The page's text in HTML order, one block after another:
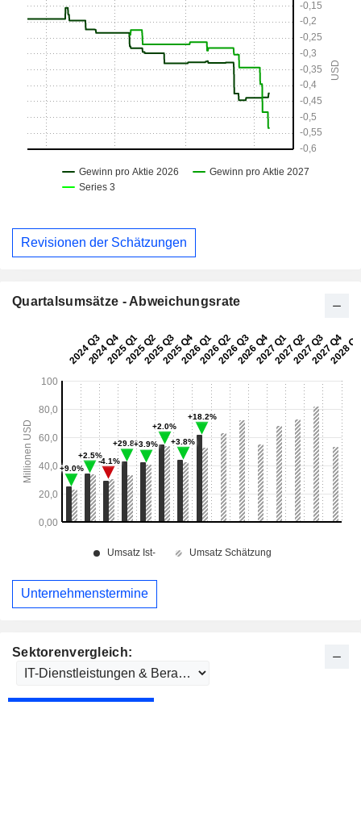
Sektorenvergleich:
Revisionen der Schätzungen
Quartalsumsätze - Abweichungsrate
Unternehmenstermine